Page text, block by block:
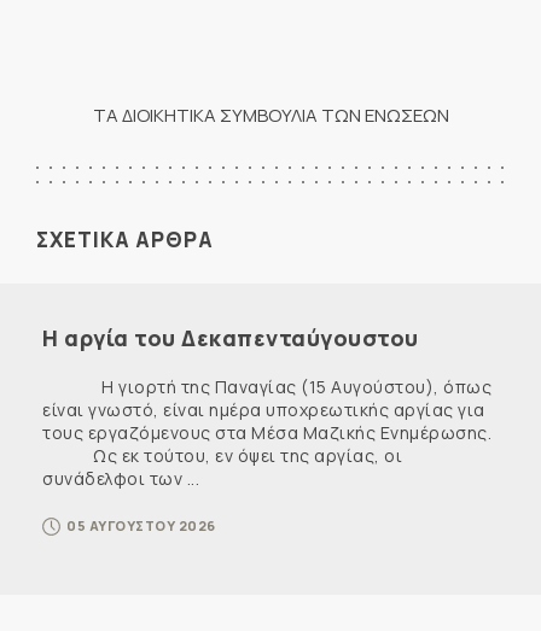
ΤΑ ΔΙΟΙΚΗΤΙΚΑ ΣΥΜΒΟΥΛΙΑ ΤΩΝ ΕΝΩΣΕΩΝ
ΣΧΕΤΙΚΑ ΑΡΘΡΑ
Η αργία του Δεκαπενταύγουστου
Η γιορτή της Παναγίας (15 Αυγούστου), όπως
είναι γνωστό, είναι ημέρα υποχρεωτικής αργίας για
τους εργαζόμενους στα Μέσα Μαζικής Ενημέρωσης.
Ως εκ τούτου, εν όψει της αργίας, οι
συνάδελφοι των ...
05 ΑΥΓΟΥΣΤΟΥ 2026